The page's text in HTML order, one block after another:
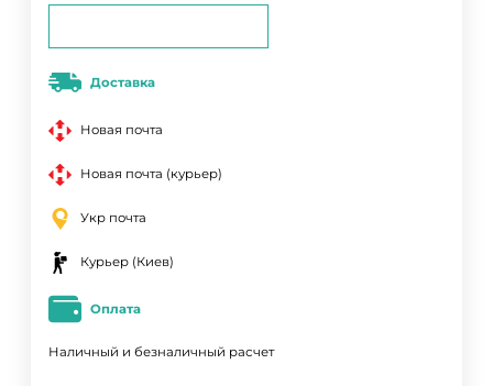
Доставка
Новая почта
Новая почта (курьер)
Укр почта
Курьер (Киев)
Оплата
Наличный и безналичный расчет